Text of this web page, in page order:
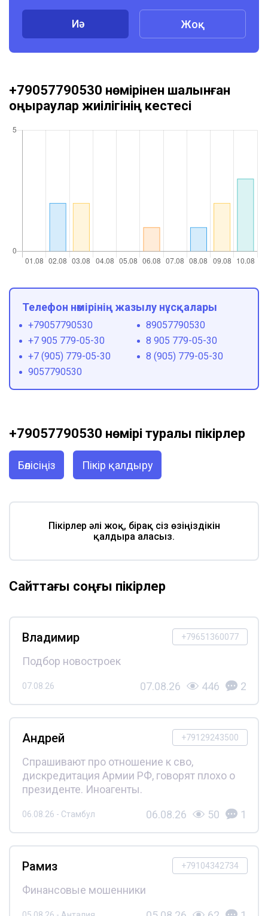
Иә Жоқ
+79057790530 нөмірінен шалынған
қоңыраулар жиілігінің кестесі
Телефон нөмірінің жазылу нұсқалары
+79057790530
89057790530
+7 905 779-05-30
8 905 779-05-30
+7 (905) 779-05-30
8 (905) 779-05-30
9057790530
+79057790530 нөмірі туралы пікірлер
Бөлісіңіз Пікір қалдыру
Пікірлер әлі жоқ, бірақ сіз өзіңіздікін
қалдыра аласыз.
Сайттағы соңғы пікірлер
+79651360077
Владимир
Подбор новостроек
07.08.26 07.08.26 446 2
+79129243500
Андрей
Спрашивают про отношение к сво,
дискредитация Армии РФ, говорят плохо о
президенте. Иноагенты.
06.08.26 - Стамбул 06.08.26 50 1
+79104342734
Рамиз
Финансовые мошенники